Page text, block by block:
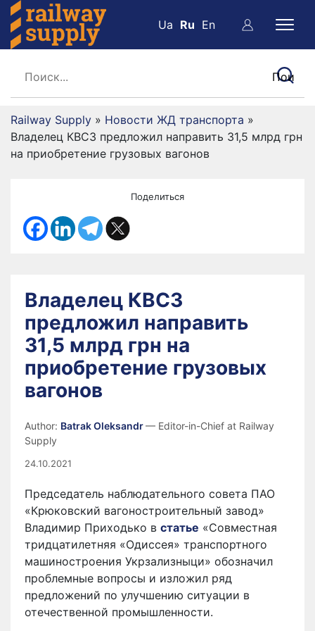
Ua Ru En
Railway Supply » Новости ЖД транспорта »
Владелец КВСЗ предложил направить 31,5 млрд грн
на приобретение грузовых вагонов
Поделиться
Владелец КВСЗ
предложил направить
31,5 млрд грн на
приобретение грузовых
вагонов
Author: Batrak Oleksandr— Editor-in-Chief at Railway
Supply
24.10.2021
Председатель наблюдательного совета ПАО
«Крюковский вагоностроительный завод»
Владимир Приходько в статье «Совместная
тридцатилетняя «Одиссея» транспортного
машиностроения Укрзализныци» обозначил
проблемные вопросы и изложил ряд
предложений по улучшению ситуации в
отечественной промышленности.